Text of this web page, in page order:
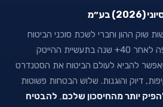
בע״מ
שוק ההון וחברי לשכת סוכני הביטוח
בישראל. נוסדה ע״י זאב יופה לאחר 40+ שנה בתעשיית ההייטק
להביא לעולם הביטוח את הסטנדרט
דיוק והוגנות. שלוש הבטחות פשוטות
יותר מהחיסכון שלכם, להבטיח